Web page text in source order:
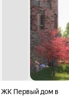
ЖК Первый дом в